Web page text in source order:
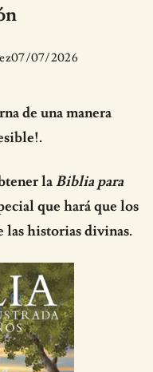
07/07/2026
de una manera
laBiblia para
que hará que los
las historias divinas.